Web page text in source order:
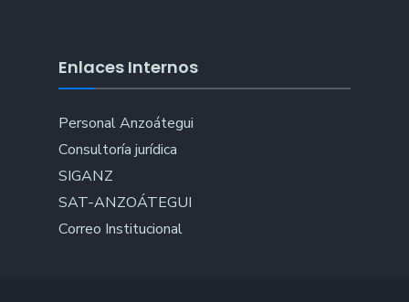
Enlaces Internos
Personal Anzoátegui
Consultoría jurídica
SIGANZ
SAT-ANZOÁTEGUI
Correo Institucional